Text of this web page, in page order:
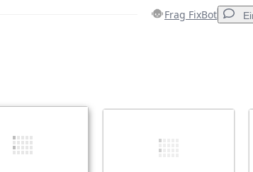
Frag FixBot